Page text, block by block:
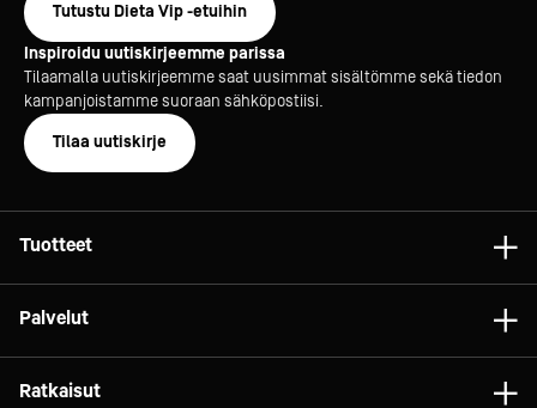
Tutustu Dieta Vip -etuihin
Inspiroidu uutiskirjeemme parissa
Tilaamalla uutiskirjeemme saat uusimmat sisältömme sekä tiedon
kampanjoistamme suoraan sähköpostiisi.
Tilaa uutiskirje
Tuotteet
Tarvikkeet
Palvelut
Konsultointi
Ratkaisut